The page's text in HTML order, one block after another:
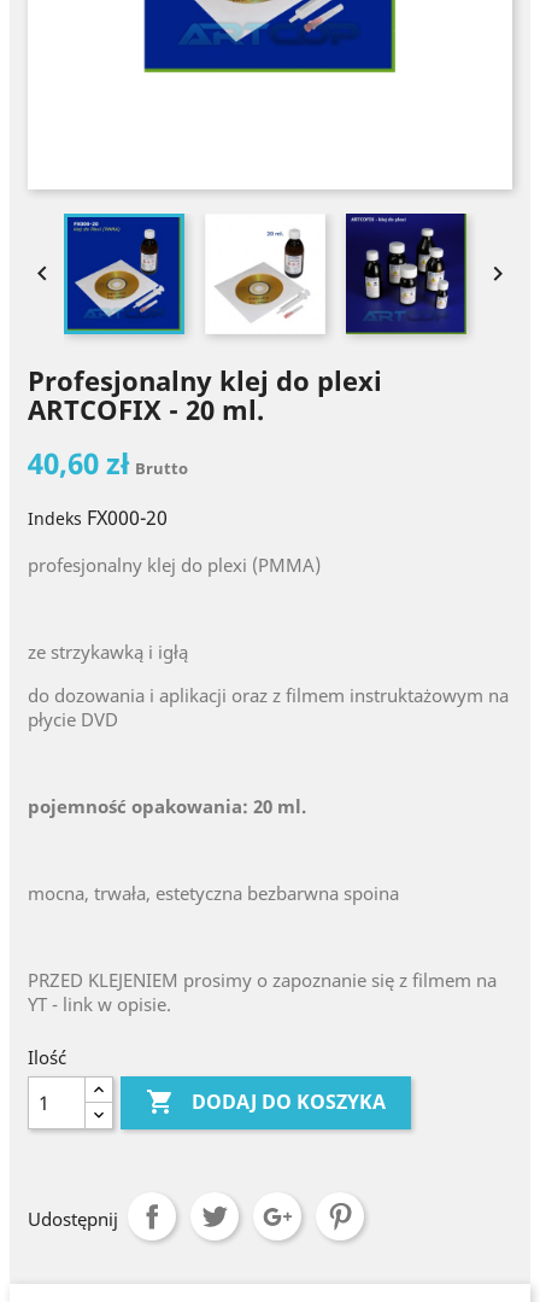
 
Profesjonalny klej do plexi
ARTCOFIX - 20 ml.
40,60 zł Brutto
Indeks FX000-20
profesjonalny klej do plexi (PMMA)
ze strzykawką i igłą
do dozowania i aplikacji oraz z filmem instruktażowym na
płycie DVD
pojemność opakowania: 20 ml.
mocna, trwała, estetyczna bezbarwna spoina
PRZED KLEJENIEM prosimy o zapoznanie się z filmem na
YT - link w opisie.
Ilość
 DODAJ DO KOSZYKA
Udostępnij